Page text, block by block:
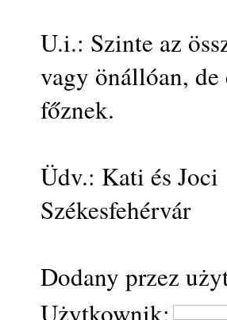
U.i.: Szinte az
vagy önállóan,
főznek.
Üdv.: Kati és Joci
Székesfehérvár
Dodany przez
Użytkownik: